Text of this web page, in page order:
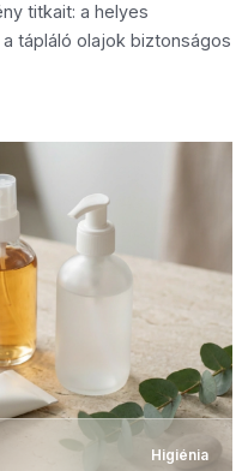
titkait: a helyes
tápláló olajok biztonságos
Higiénia